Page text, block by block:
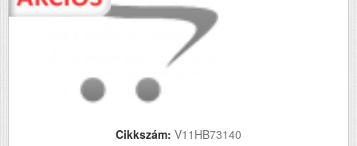
Cikkszám: V11HB73140